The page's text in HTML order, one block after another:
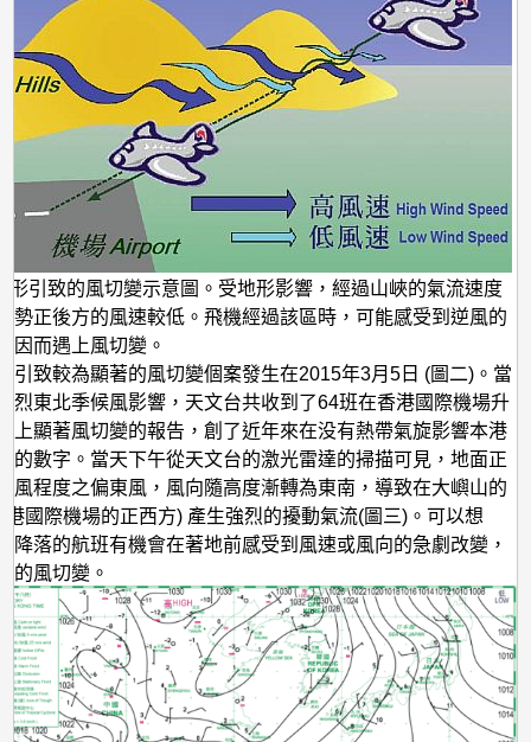
風
切
變
及
流
引致的風切變示意圖。受地形影響，經過山峽的氣流速度
勢正後方的風速較低。飛機經過該區時，可能感受到逆風的
因而遇上風切變。
引致較為顯著的風切變個案發生在2015年3月5日 (圖二)。當
烈東北季候風影響，天文台共收到了64班在香港國際機場升
上顯著風切變的報告，創了近年來在没有熱帶氣旋影響本港
的數字。當天下午從天文台的激光雷達的掃描可見，地面正
風程度之偏東風，風向隨高度漸轉為東南，導致在大嶼山的
港國際機場的正西方) 產生強烈的擾動氣流(圖三)。可以想
降落的航班有機會在著地前感受到風速或風向的急劇改變，
的風切變。